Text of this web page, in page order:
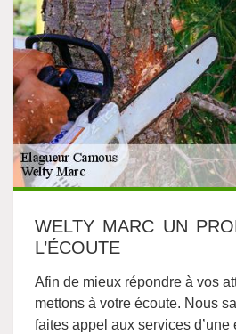
WELTY MARC UN
L’ÉCOUTE
Afin de mieux répondre à vos
mettons à votre écoute. Nous
faites appel aux services d’une